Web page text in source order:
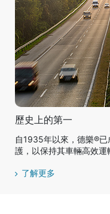
歷史上的第一
自1935年以來，德樂®
護，以保持其車輛高效運
了解更多